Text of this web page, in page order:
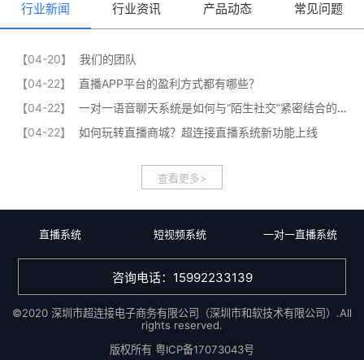
行业新闻 行业资讯 产品动态 常见问题
【04-20】
我们的团队
【04-22】
直播APP平台的盈利方式都有哪些？
【04-22】
一对一语音聊天系统是如何与“陌生社交”紧密结合的？
【04-22】
如何玩转直播商城？超连接直播系统新功能上线
查看更多>
直播系统 短视频系统 一对一直播系统
咨询电话：15992233139
©2020 深圳市超连接电子商务有限公司（深圳市和软技术有限公司）.All
rights reserved.
版权所有 粤ICP备17073043号